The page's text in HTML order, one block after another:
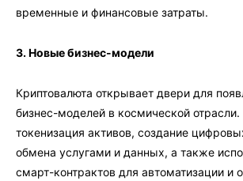
временные и финансовые затраты.
3. Новые бизнес-модели
Криптовалюта открывает двери для
бизнес-моделей в космической
токенизация активов, создание
обмена услугами и данных, а также
смарт-контрактов для автоматизации и